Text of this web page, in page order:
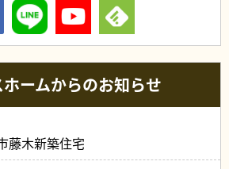
ームからのお知らせ
藤木新築住宅